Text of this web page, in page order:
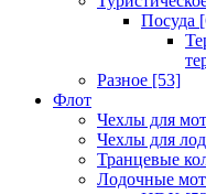
Посуда
Разное [53]
Флот
Чехлы для
Чехлы для
Транцевые
Лодочные